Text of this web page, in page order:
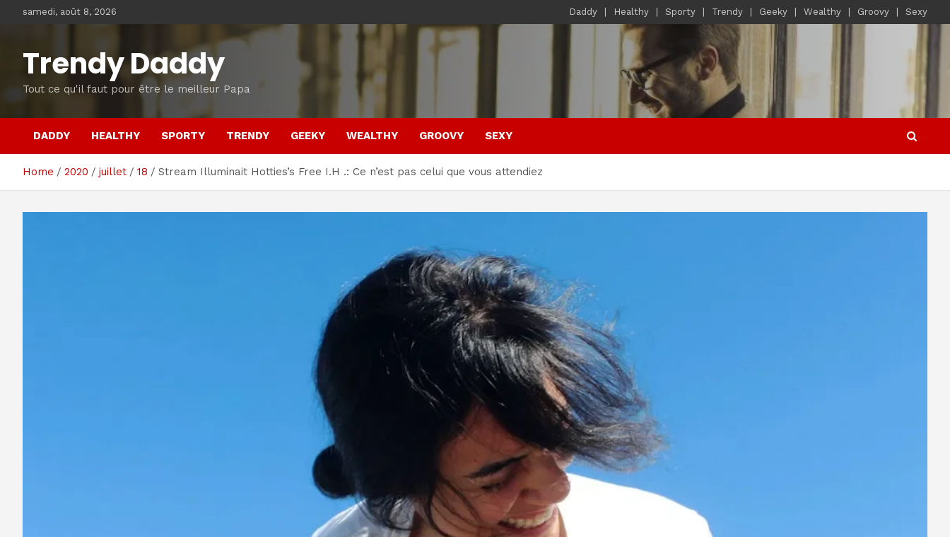
samedi, août 8, 2026 Daddy Healthy Sporty Trendy Geeky Wealthy Groovy Sexy
Trendy Daddy
Tout ce qu'il faut pour être le meilleur Papa
DADDY HEALTHY SPORTY TRENDY GEEKY WEALTHY GROOVY SEXY
Home 2020 juillet 18 Stream Illuminait Hotties’s Free I.H .: Ce n’est pas celui que vous attendiez